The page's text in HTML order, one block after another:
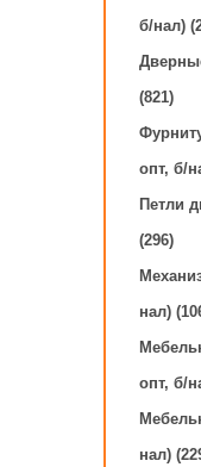
б/нал)
(821)
опт, б/
Петли
(296)
нал)
опт, б/
нал)